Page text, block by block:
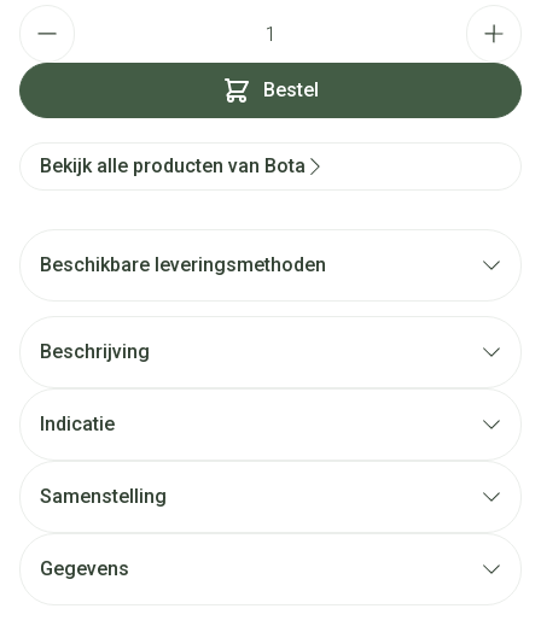
Bestel
Bekijk alle producten van Bota
Beschikbare leveringsmethoden
Beschrijving
Indicatie
Samenstelling
Gegevens